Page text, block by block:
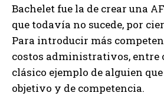
Bachelet fue la de crear una
que todavía no sucede, por
Para introducir más
costos administrativos, entre
clásico ejemplo de alguien
objetivo y de competencia.